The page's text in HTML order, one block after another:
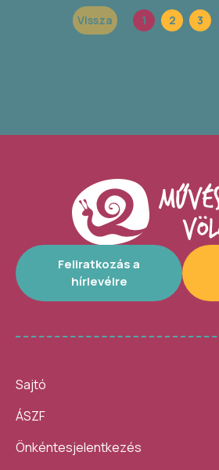
Vissza 1 2 3
Feliratkozás a
hírlevélre
Sajtó
ÁSZF
Önkéntesjelentkezés